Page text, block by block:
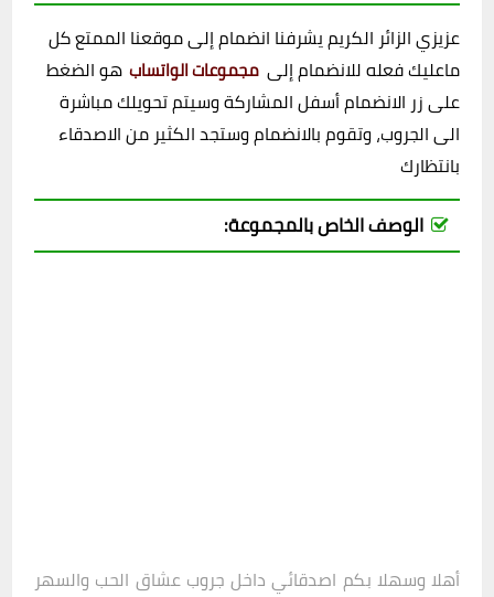
عزيزي الزائر الكريم يشرفنا انضمام إلى موقعنا الممتع كل
ماعليك فعله للانضمام إلى مجموعات الواتساب هو الضغط
على زر الانضمام أسفل المشاركة وسيتم تحويلك مباشرة
الى الجروب، وتقوم بالانضمام وستجد الكثير من الاصدقاء
بانتظارك
الوصف الخاص بالمجموعة:
أهلا وسهلا بكم اصدقائي داخل جروبعشاق الحب والسهر